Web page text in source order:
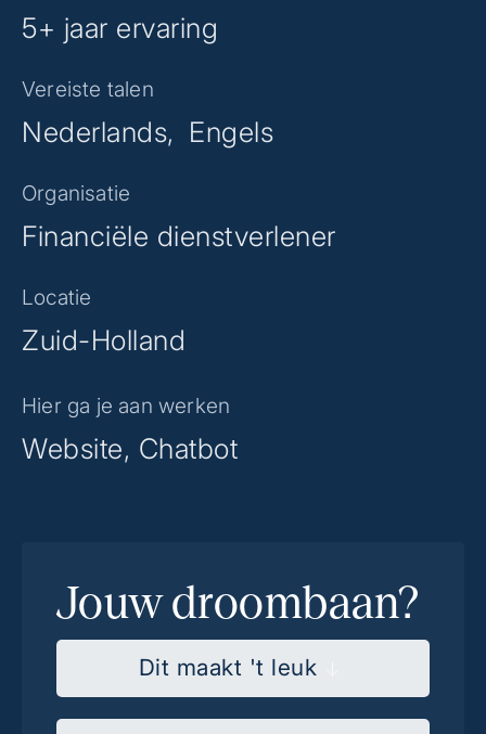
5+ jaar ervaring
Vereiste talen
Nederlands Engels
Organisatie
Financiële dienstverlener
Locatie
Zuid-Holland
Hier ga je aan werken
Website, Chatbot
Jouw droombaan?
Dit maakt 't leuk